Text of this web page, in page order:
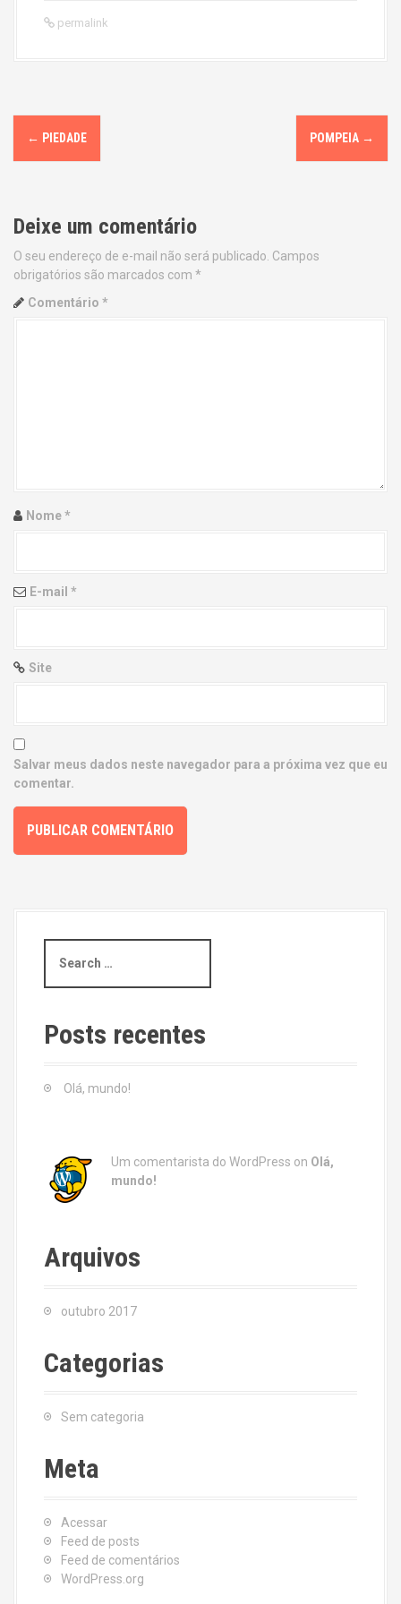
permalink
P
o
t
n
a
i
n
← PIEDADE POMPEIA →
Deixe um comentário
O seu endereço de e-mail não será publicado. Campos
obrigatórios são marcados com *
Comentário *
Nome*
E-mail *
Site
Salvar meus dados neste navegador para a próxima vez que eu
comentar.
a
c
h
Posts recentes
Olá, mundo!
Um comentarista do WordPress on Olá,
mundo!
Arquivos
outubro 2017
Categorias
Sem categoria
Meta
Acessar
Feed de posts
Feed de comentários
WordPress.org